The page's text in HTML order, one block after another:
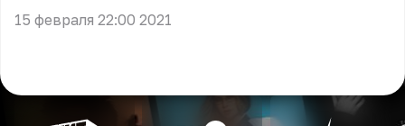
15 февраля 22:00 2021